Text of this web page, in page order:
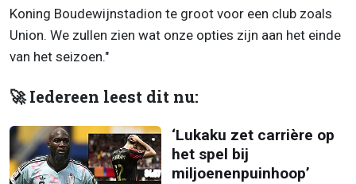
Koning Boudewijnstadion te groot voor een club zoals
Union. We zullen zien wat onze opties zijn aan het einde
van het seizoen."
🚀 Iedereen leest dit nu:
‘Lukaku zet carrière op
het spel bij
miljoenenpuinhoop’